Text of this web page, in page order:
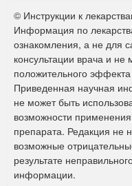
о
р
м
а
п
о
и
с
к
© Инструкции к
Информация по
ознакомления, а не для
консультации врача и не
положительного эффекта
Приведенная научная
не может быть
возможности применения
препарата. Редакция не
возможные
результате
информации.